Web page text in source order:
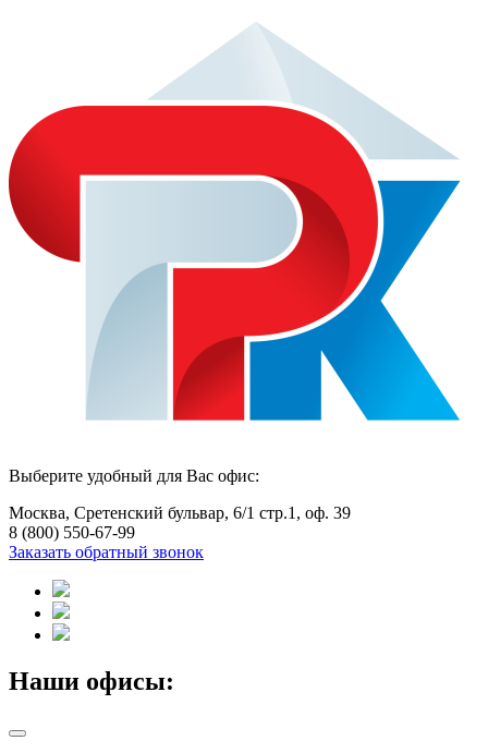
Выберите удобный для Вас офис:
Москва, Сретенский бульвар, 6/1 стр.1, оф. 39
8 (800) 550-67-99
Заказать обратный звонок
Наши офисы: